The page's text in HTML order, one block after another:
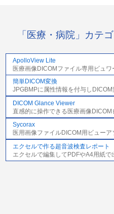
「医療・病院」カテ
ApolloView Lite
医療画像DICOMファイル専用ビュワ
簡単DICOM変換
JPGBMPに属性情報を付与し
DICOM Glance Viewer
直感的に操作できる医療画像DICOM
Sycorax
医用画像ファイルDICOM用ビューア
エクセルで作る超音波検査レポート
エクセルで編集してPDFやA4用紙